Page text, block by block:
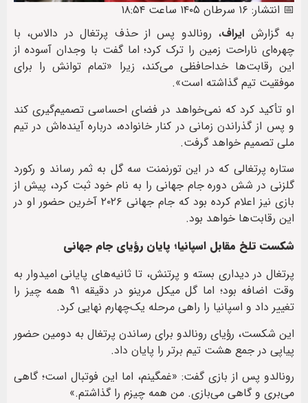
📅 انتشار: ۱۶ سرطان ۱۴۰۵ ساعت ۱۸:۵۴
به گزارش ایراف، رونالدو پس از حذف پرتغال در دالاس، با
چهره‌ای ناراحت زمین را ترک کرد؛ اما گفت با وجدان آسوده از
این رقابت‌ها خداحافظی می‌کند، زیرا «تمام توانش را برای
موفقیت تیم گذاشته است».
او تأکید کرد که نمی‌خواهد در فضای احساسی تصمیم‌گیری کند
و پس از گذراندن زمانی در کنار خانواده، درباره آینده‌اش در تیم
ملی تصمیم خواهد گرفت.
ستاره پرتغالی که در این تورنمنت سه گل به ثمر رساند و رکورد
گلزنی در شش دوره جام جهانی را به نام خود ثبت کرد، پیش از
بازی نیز اعلام کرده بود که جام جهانی ۲۰۲۶ آخرین حضور او در
این رقابت‌ها خواهد بود.
شکست تلخ مقابل اسپانیا؛ پایان رؤیای جام جهانی
پرتغال در دیداری بسته و پرتنش، تا ثانیه‌های پایانی امیدوار به
وقت اضافه بود؛ اما گل میکل مرینو در دقیقه ۹۱ همه چیز را
تغییر داد و اسپانیا را راهی مرحله یک‌چهارم نهایی کرد.
این شکست، رؤیای رونالدو برای رساندن پرتغال به دومین حضور
پیاپی در جمع هشت تیم برتر را پایان داد.
رونالدو پس از بازی گفت: «غمگینم، اما این فوتبال است؛ گاهی
می‌بری و گاهی می‌بازی. من همه چیزم را گذاشتم.»